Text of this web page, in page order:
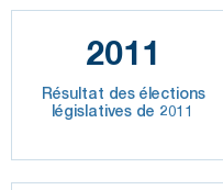
2011
Résultat des élections
législatives de 2011